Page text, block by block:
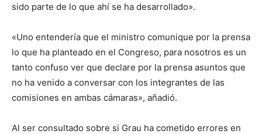
sido parte de lo que ahí se ha desarrollado».
«Uno entendería que el ministro comunique por la prensa
lo que ha planteado en el Congreso, para nosotros es un
tanto confuso ver que declare por la prensa asuntos que
no ha venido a conversar con los integrantes de las
comisiones en ambas cámaras», añadió.
Al ser consultado sobre si Grau ha cometido errores en